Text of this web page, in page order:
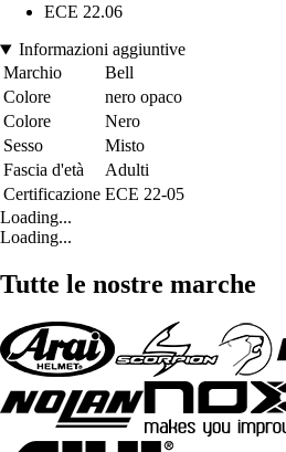
ECE 22.06
Informazioni aggiuntive
Marchio
Bell
Colore
nero opaco
Colore
Nero
Sesso
Misto
Fascia d'età
Adulti
Certificazione ECE 22-05
Loading...
Loading...
Tutte le nostre marche